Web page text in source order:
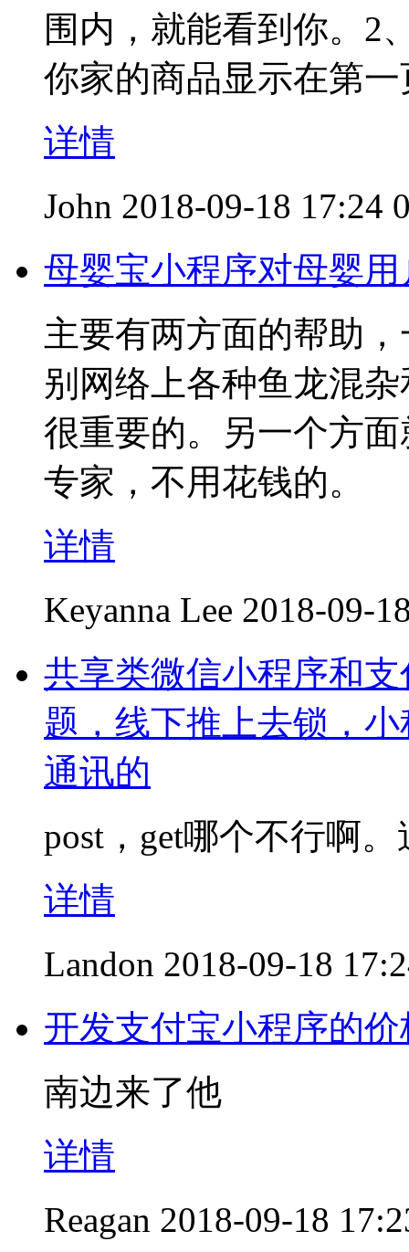
围内，就能看到你。2
你家的商品显示在第
详情
John 2018-09-18 17:24
母婴宝小程序对母婴
主要有两方面的帮助
别网络上各种鱼龙混
很重要的。另一个方
专家，不用花钱的。
详情
Keyanna Lee 2018-09-
共享类微信小程序和
题，线下推上去锁，
通讯的
post，get哪个不行啊。
详情
Landon 2018-09-18
开发支付宝小程序的
南边来了他
详情
Reagan 2018-09-18